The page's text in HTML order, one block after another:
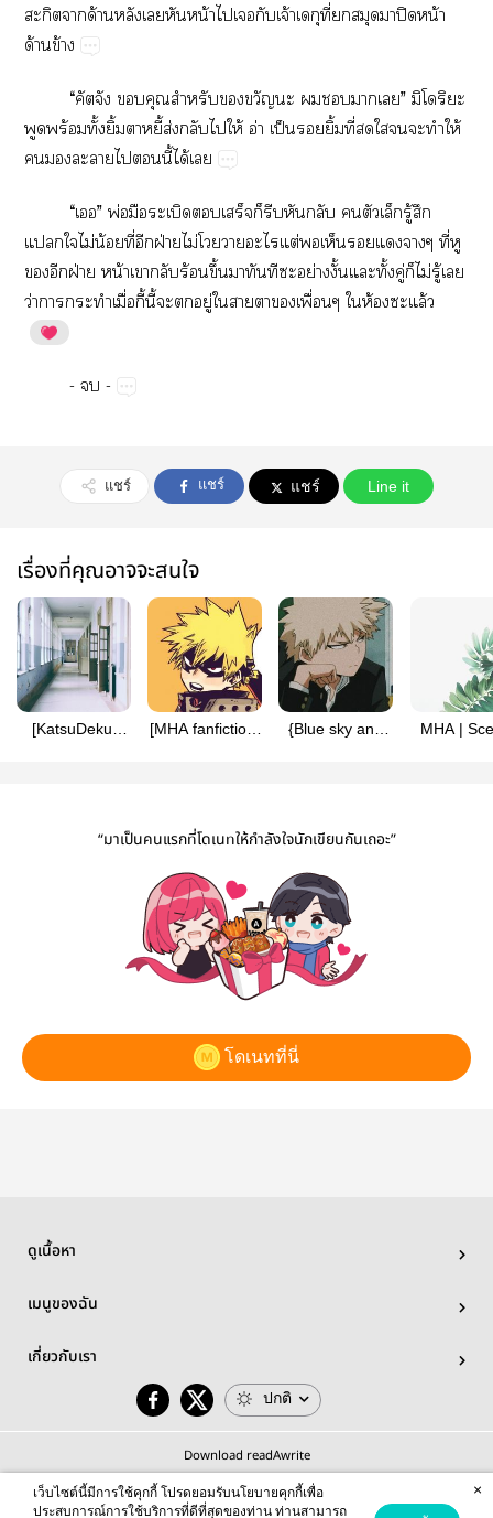
​ด้​​​​น้​​​​จ้​ี่​​​​ปิ​น้​
ด้​ข้
“​​​​​​​​​”​​​​​
​ร้​ั้​ิ้​ี้ส่​​​ให้​อ่​ป็​​ิ้​ี่​​​​​​ให้​
​​​​​​ี้​ได้​
“​”​พ่​​​​​​​​​​​​ู้​​
​​ไม่​น้​ี่​​ฝ่​ไม่​​​​ต่​​​​​​ี่​​
​​ฝ่​น้​​​ร้​ึ้​​​​​ย่ั้​ั้​ู่​​ไม่​ู้​​
ว่​​​​ื่​ี้​ี้​​​ู่​​​​​ื่​​ห้​​ล้
-​​-
แชร์ แชร์ แชร์ Line it
เรื่องที่คุณอาจจะสนใจ
[KatsuDeku]
[MHA fanfiction]
{Blue sky and
MHA |
“มาเป็นคนแรกที่โดเนทให้กำลังใจนักเขียนกันเถอะ”
โดเนทที่นี่
ดูเนื้อหา
เมนูของฉัน
เกี่ยวกับเรา
ปกติ
Download readAwrite
เว็บไซต์นี้มีการใช้คุกกี้ โปรดยอมรับนโยบายคุกกี้เพื่อ
ประสบการณ์การใช้บริการที่ดีที่สุดของท่าน ท่านสามารถ
×